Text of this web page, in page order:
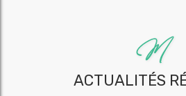
ACTUALITÉS